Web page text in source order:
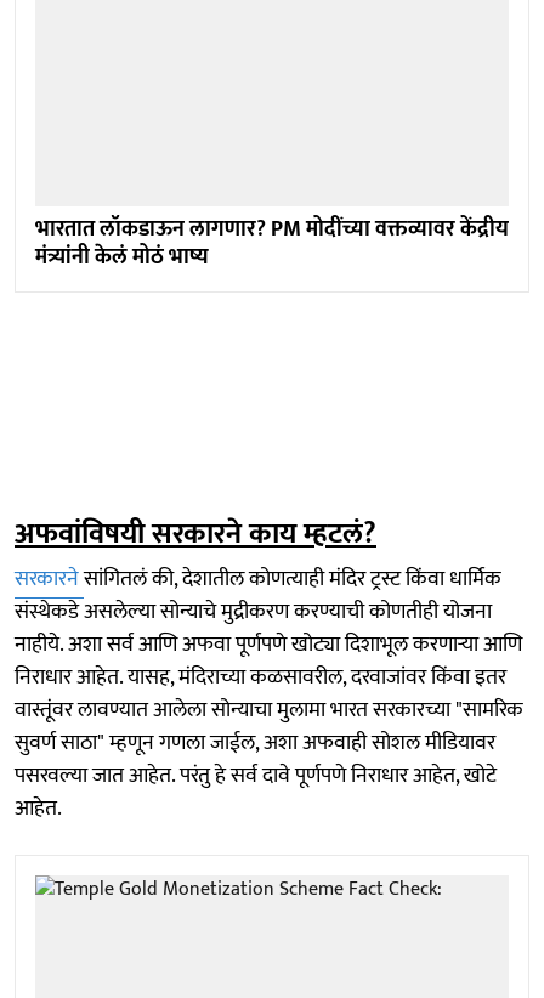
भारतात लॉकडाऊन लागणार? PM मोदींच्या वक्तव्यावर केंद्रीय
मंत्र्यांनी केलं मोठं भाष्य
अफवांविषयी सरकारने काय म्हटलं?
सरकारनेसांगितलं की, देशातील कोणत्याही मंदिर ट्रस्ट किंवा धार्मिक
संस्थेकडे असलेल्या सोन्याचे मुद्रीकरण करण्याची कोणतीही योजना
नाहीये. अशा सर्व आणि अफवा पूर्णपणे खोट्या दिशाभूल करणाऱ्या आणि
निराधार आहेत. यासह, मंदिराच्या कळसावरील, दरवाजांवर किंवा इतर
वास्तूंवर लावण्यात आलेला सोन्याचा मुलामा भारत सरकारच्या "सामरिक
सुवर्ण साठा" म्हणून गणला जाईल, अशा अफवाही सोशल मीडियावर
पसरवल्या जात आहेत. परंतु हे सर्व दावे पूर्णपणे निराधार आहेत, खोटे
आहेत.